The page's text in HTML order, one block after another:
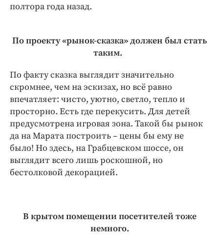
полтора года назад.
По проекту «рынок-сказка» должен был стать
таким.
По факту сказка выглядит значительно
скромнее, чем на эскизах, но всё равно
впечатляет: чисто, уютно, светло, тепло и
просторно. Есть где перекусить. Для детей
предусмотрена игровая зона. Такой бы рынок
да на Марата построить – цены бы ему не
было! Но здесь, на Грабцевском шоссе, он
выглядит всего лишь роскошной, но
бестолковой декорацией.
В крытом помещении посетителей тоже
немного.